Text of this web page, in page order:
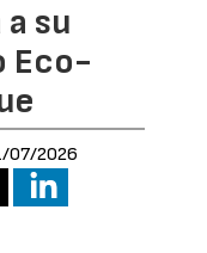
su
Eco-
07/2026